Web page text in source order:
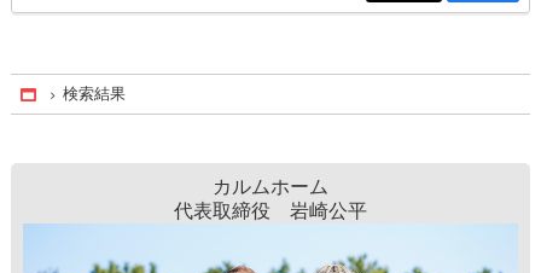
Home
検索結果
カルムホーム
代表取締役 岩崎公平